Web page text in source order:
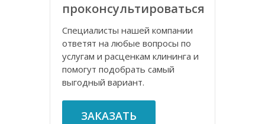
проконсультироваться
Специалисты нашей компании
ответят на любые вопросы по
услугам и расценкам клининга и
помогут подобрать самый
выгодный вариант.
ЗАКАЗАТЬ